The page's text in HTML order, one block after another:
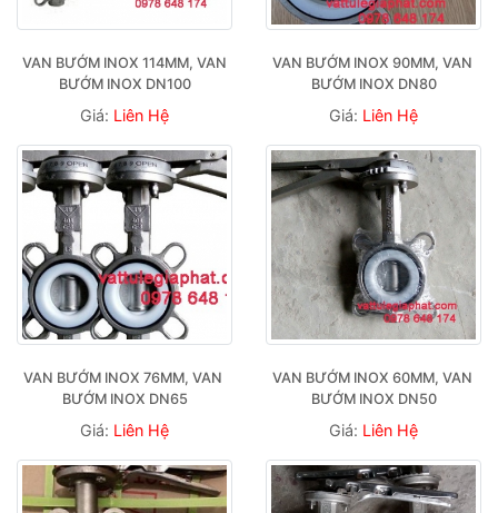
VAN BƯỚM INOX 114MM, VAN
BƯỚM INOX DN100
Giá: Liên Hệ
VAN BƯỚM INOX 90MM, VAN
BƯỚM INOX DN80
Giá: Liên Hệ
VAN BƯỚM INOX 76MM, VAN
BƯỚM INOX DN65
Giá: Liên Hệ
VAN BƯỚM INOX 60MM, VAN
BƯỚM INOX DN50
Giá: Liên Hệ